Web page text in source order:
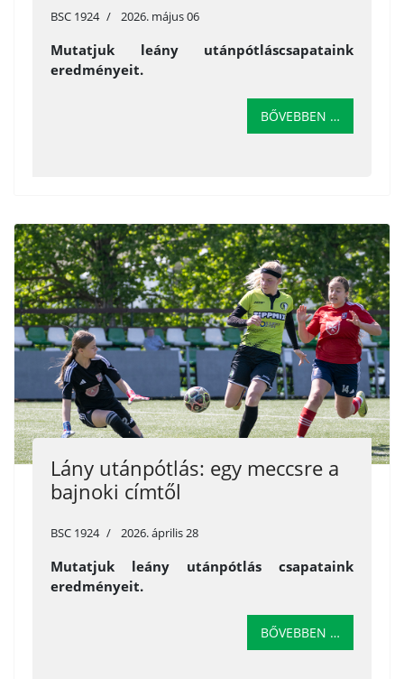
BSC 1924 2026. május 06
Mutatjuk leány utánpótláscsapataink
eredményeit.
BŐVEBBEN …
Lány utánpótlás: egy meccsre a
bajnoki címtől
BSC 1924 2026. április 28
Mutatjuk leány utánpótlás csapataink
eredményeit.
BŐVEBBEN …